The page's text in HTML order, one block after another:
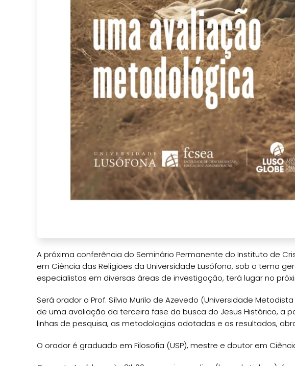
A próxima conferência do Seminário Permanente do Instituto de
em Ciência das Religiões da Universidade Lusófona, sob o tema
especialistas em diversas áreas de investigação, terá lugar no
Será orador o Prof. Sílvio Murilo de Azevedo (Universidade
de uma avaliação da terceira fase da busca do Jesus Histórico, a
linhas de pesquisa, as metodologias adotadas e os resultados,
O orador é graduado em Filosofia (USP), mestre e doutor em